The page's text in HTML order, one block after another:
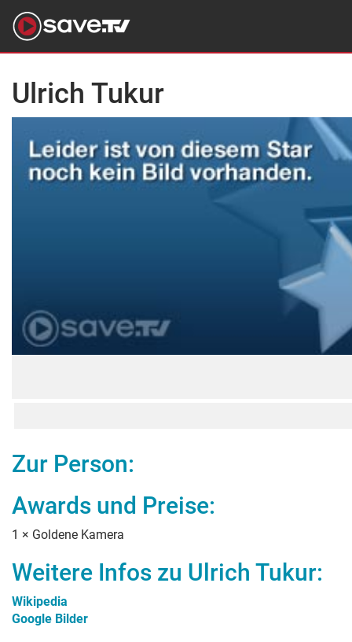
Ulrich Tukur
Zur Person:
Awards und Preise:
1 × Goldene Kamera
Weitere Infos zu Ulrich Tukur:
Wikipedia
Google Bilder